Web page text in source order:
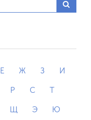
Е Ж З И
Р С Т
Щ Э Ю